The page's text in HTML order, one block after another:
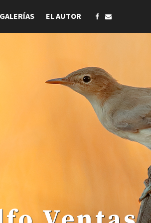
GALERÍAS EL AUTOR